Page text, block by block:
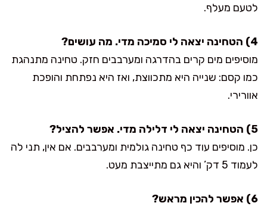
לטעם מעלף.
4) הטחינה יצאה לי סמיכה מדי. מה עושים?
מוסיפים מים קרים בהדרגה ומערבבים חזק. טחינה מתנהגת
כמו קסם: שנייה היא מתכווצת, ואז היא נפתחת והופכת
אוורירי.
5) הטחינה יצאה לי דלילה מדי. אפשר להציל?
כן. מוסיפים עוד כף טחינה גולמית ומערבבים. אם אין, תני לה
לעמוד 5 דק’ והיא גם מתייצבת מעט.
6) אפשר להכין מראש?